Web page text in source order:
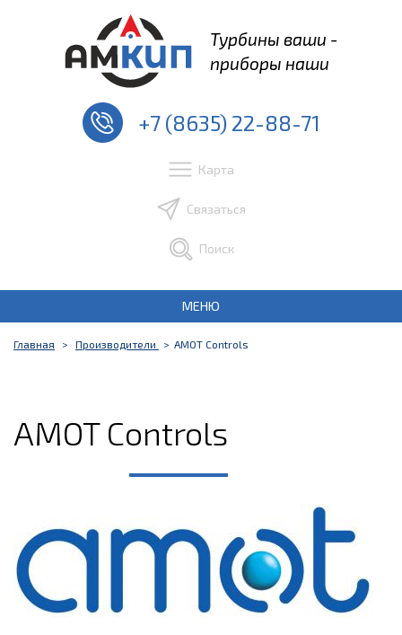
Турбины ваши -
приборы наши
+7 (8635) 22-88-71
Карта
Связаться
Поиск
МЕНЮ
Главная Производители AMOT Controls
AMOT Controls